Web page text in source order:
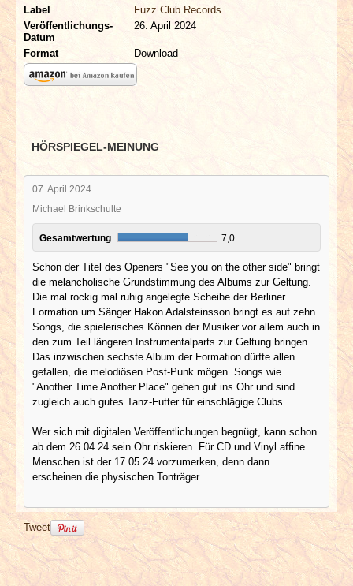
LINKS
ARCHIV
Label
Fuzz Club Records
Veröffentlichungs-
Datum
26. April 2024
Format Download
HÖRSPIEGEL-MEINUNG
07. April 2024
Michael Brinkschulte
Gesamtwertung 7,0
Schon der Titel des Openers "See you on the other side" bringt
die melancholische Grundstimmung des Albums zur Geltung.
Die mal rockig mal ruhig angelegte Scheibe der Berliner
Formation um Sänger Hakon Adalsteinsson bringt es auf zehn
Songs, die spielerisches Können der Musiker vor allem auch in
den zum Teil längeren Instrumentalparts zur Geltung bringen.
Das inzwischen sechste Album der Formation dürfte allen
gefallen, die melodiösen Post-Punk mögen. Songs wie
"Another Time Another Place" gehen gut ins Ohr und sind
zugleich auch gutes Tanz-Futter für einschlägige Clubs.
Wer sich mit digitalen Veröffentlichungen begnügt, kann schon
ab dem 26.04.24 sein Ohr riskieren. Für CD und Vinyl affine
Menschen ist der 17.05.24 vorzumerken, denn dann
erscheinen die physischen Tonträger.
Tweet